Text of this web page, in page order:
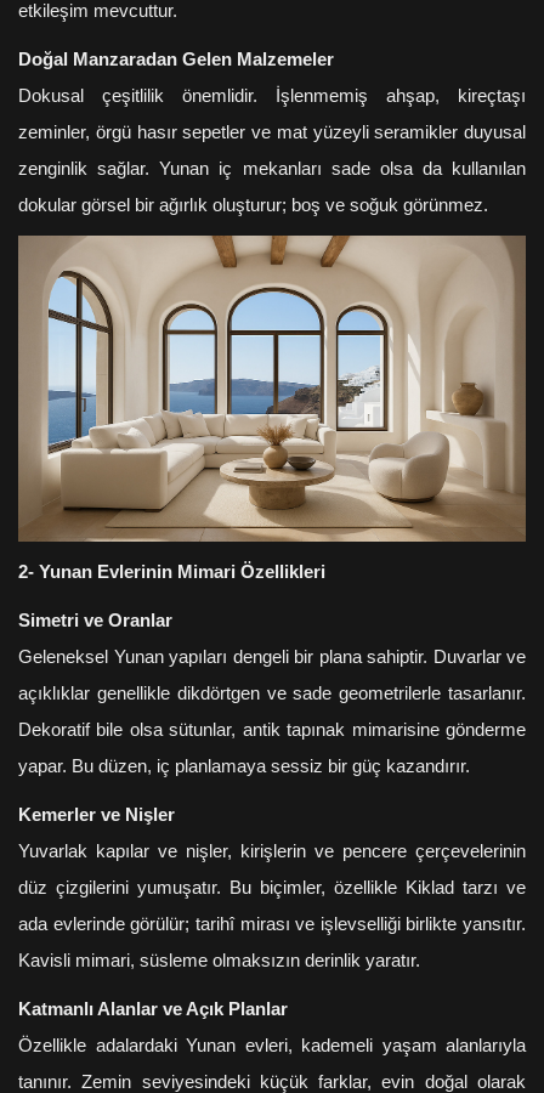
etkileşim mevcuttur.
Doğal Manzaradan Gelen Malzemeler
Dokusal çeşitlilik önemlidir. İşlenmemiş ahşap, kireçtaşı
zeminler, örgü hasır sepetler ve mat yüzeyli seramikler duyusal
zenginlik sağlar. Yunan iç mekanları sade olsa da kullanılan
dokular görsel bir ağırlık oluşturur; boş ve soğuk görünmez.
2- Yunan Evlerinin Mimari Özellikleri
Simetri ve Oranlar
Geleneksel Yunan yapıları dengeli bir plana sahiptir. Duvarlar ve
açıklıklar genellikle dikdörtgen ve sade geometrilerle tasarlanır.
Dekoratif bile olsa sütunlar, antik tapınak mimarisine gönderme
yapar. Bu düzen, iç planlamaya sessiz bir güç kazandırır.
Kemerler ve Nişler
Yuvarlak kapılar ve nişler, kirişlerin ve pencere çerçevelerinin
düz çizgilerini yumuşatır. Bu biçimler, özellikle Kiklad tarzı ve
ada evlerinde görülür; tarihî mirası ve işlevselliği birlikte yansıtır.
Kavisli mimari, süsleme olmaksızın derinlik yaratır.
Katmanlı Alanlar ve Açık Planlar
Özellikle adalardaki Yunan evleri, kademeli yaşam alanlarıyla
tanınır. Zemin seviyesindeki küçük farklar, evin doğal olarak